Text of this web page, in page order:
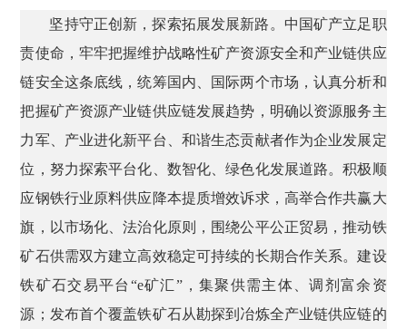
坚持守正创新，探索拓展发展新路。中国矿产立足职
责使命，牢牢把握维护战略性矿产资源安全和产业链供应
链安全这条底线，统筹国内、国际两个市场，认真分析和
把握矿产资源产业链供应链发展趋势，明确以资源服务主
力军、产业进化新平台、和谐生态贡献者作为企业发展定
位，努力探索平台化、数智化、绿色化发展道路。积极顺
应钢铁行业原料供应降本提质增效诉求，高举合作共赢大
旗，以市场化、法治化原则，围绕公平公正贸易，推动铁
矿石供需双方建立高效稳定可持续的长期合作关系。建设
铁矿石交易平台“e矿汇”，集聚供需主体、调剂富余资
源；发布首个覆盖铁矿石从勘探到冶炼全产业链供应链的